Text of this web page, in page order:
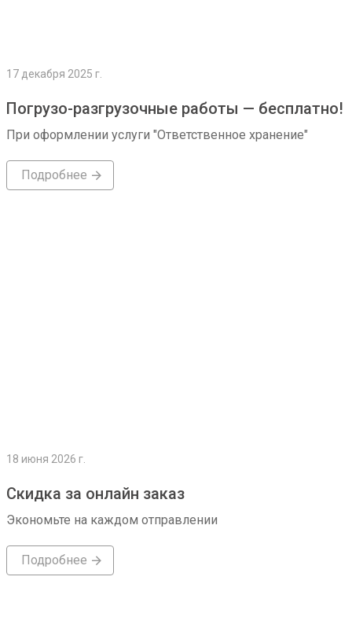
17 декабря 2025 г.
Погрузо-разгрузочные работы — бесплатно!
При оформлении услуги "Ответственное хранение"
Подробнее
18 июня 2026 г.
Скидка за онлайн заказ
Экономьте на каждом отправлении
Подробнее